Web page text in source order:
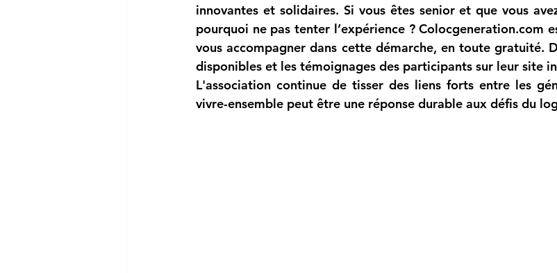
innovantes et solidaires. Si vous êtes senior et que vous
pourquoi ne pas tenter l’expérience ? Colocgeneration.com
vous accompagner dans cette démarche, en toute gratuité.
disponibles et les témoignages des participants sur leur site
L'association continue de tisser des liens forts entre les
vivre-ensemble peut être une réponse durable aux défis du